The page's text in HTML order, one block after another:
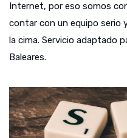
Internet, por eso somos
contar con un equipo serio
la cima. Servicio adaptado
Baleares.